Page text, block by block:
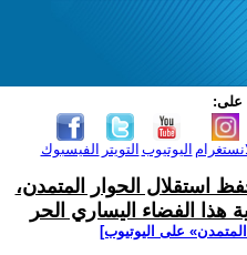
على:
الفيسبوك التويتر اليوتيوب
استقلال الحوار المتمدن،
هذا الفضاء اليساري الحر
على اليوتيوب]